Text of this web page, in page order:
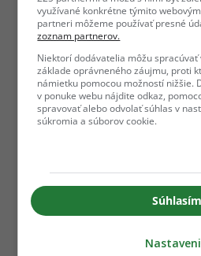
využívané konkrétne týmito
partneri môžeme používať presné
zoznam partnerov.
Niektorí dodávatelia môžu spracúvať
základe oprávneného záujmu, proti
námietku pomocou možností nižšie.
v ponuke webu nájdite odkaz,
spravovať alebo odvolať súhlas v
súkromia a súborov cookie.
Súhlasím